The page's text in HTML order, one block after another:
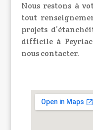
Nous restons à
tout
projets
difficile à
nous contacter.